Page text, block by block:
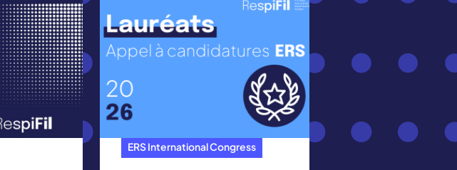
ERS International Congress